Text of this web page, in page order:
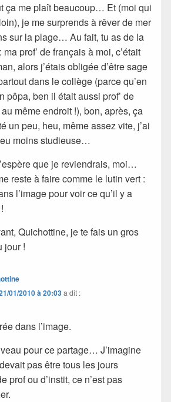
ça me plaît beaucoup… Et (moi qui
je me surprends à rêver de mer
sur la plage… Au fait, tu as de la
ma prof’ de français à moi, c’était
alors j’étais obligée d’être sage
dans le collège (parce qu’en
pôpa, ben il était aussi prof’ de
même endroit !), bon, après, ça
un peu, heu, même assez vite, j’ai
moins studieuse…
que je reviendrais, moi…
reste à faire comme le lutin vert :
l’image pour voir ce qu’il y a
Quichottine, je te fais un gros
jour !
01/2010 à 20:03a dit :
dans l’image.
pour ce partage… J’imagine
pas être tous les jours
prof ou d’instit, ce n’est pas